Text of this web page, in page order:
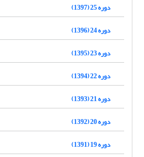
دوره 25 (1397)
دوره 24 (1396)
دوره 23 (1395)
دوره 22 (1394)
دوره 21 (1393)
دوره 20 (1392)
دوره 19 (1391)